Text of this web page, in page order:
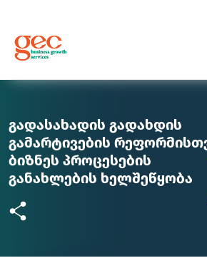
გადასახადის გადახდის
გამარტივების
ბიზნეს პროცესების
განახლების ხელშეწყობა